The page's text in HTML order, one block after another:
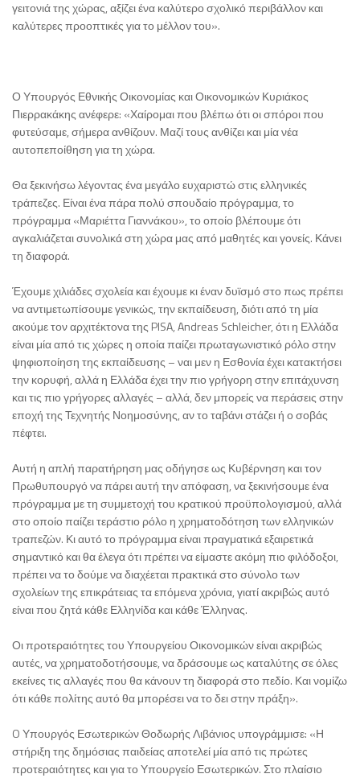
γειτονιά της χώρας, αξίζει ένα καλύτερο σχολικό περιβάλλον και
καλύτερες προοπτικές για το μέλλον του».
Ο Υπουργός Εθνικής Οικονομίας και Οικονομικών Κυριάκος
Πιερρακάκης ανέφερε: «Χαίρομαι που βλέπω ότι οι σπόροι που
φυτεύσαμε, σήμερα ανθίζουν. Μαζί τους ανθίζει και μία νέα
αυτοπεποίθηση για τη χώρα.
Θα ξεκινήσω λέγοντας ένα μεγάλο ευχαριστώ στις ελληνικές
τράπεζες. Είναι ένα πάρα πολύ σπουδαίο πρόγραμμα, το
πρόγραμμα «Μαριέττα Γιαννάκου», το οποίο βλέπουμε ότι
αγκαλιάζεται συνολικά στη χώρα μας από μαθητές και γονείς. Κάνει
τη διαφορά.
Έχουμε χιλιάδες σχολεία και έχουμε κι έναν δυϊσμό στο πως πρέπει
να αντιμετωπίσουμε γενικώς, την εκπαίδευση, διότι από τη μία
ακούμε τον αρχιτέκτονα της PISA, Andreas Schleicher, ότι η Ελλάδα
είναι μία από τις χώρες η οποία παίζει πρωταγωνιστικό ρόλο στην
ψηφιοποίηση της εκπαίδευσης – ναι μεν η Εσθονία έχει κατακτήσει
την κορυφή, αλλά η Ελλάδα έχει την πιο γρήγορη στην επιτάχυνση
και τις πιο γρήγορες αλλαγές – αλλά, δεν μπορείς να περάσεις στην
εποχή της Τεχνητής Νοημοσύνης, αν το ταβάνι στάζει ή ο σοβάς
πέφτει.
Αυτή η απλή παρατήρηση μας οδήγησε ως Κυβέρνηση και τον
Πρωθυπουργό να πάρει αυτή την απόφαση, να ξεκινήσουμε ένα
πρόγραμμα με τη συμμετοχή του κρατικού προϋπολογισμού, αλλά
στο οποίο παίζει τεράστιο ρόλο η χρηματοδότηση των ελληνικών
τραπεζών. Κι αυτό το πρόγραμμα είναι πραγματικά εξαιρετικά
σημαντικό και θα έλεγα ότι πρέπει να είμαστε ακόμη πιο φιλόδοξοι,
πρέπει να το δούμε να διαχέεται πρακτικά στο σύνολο των
σχολείων της επικράτειας τα επόμενα χρόνια, γιατί ακριβώς αυτό
είναι που ζητά κάθε Ελληνίδα και κάθε Έλληνας.
Οι προτεραιότητες του Υπουργείου Οικονομικών είναι ακριβώς
αυτές, να χρηματοδοτήσουμε, να δράσουμε ως καταλύτης σε όλες
εκείνες τις αλλαγές που θα κάνουν τη διαφορά στο πεδίο. Και νομίζω
ότι κάθε πολίτης αυτό θα μπορέσει να το δει στην πράξη».
O Υπουργός Εσωτερικών Θοδωρής Λιβάνιος υπογράμμισε: «Η
στήριξη της δημόσιας παιδείας αποτελεί μία από τις πρώτες
προτεραιότητες και για το Υπουργείο Εσωτερικών. Στο πλαίσιο